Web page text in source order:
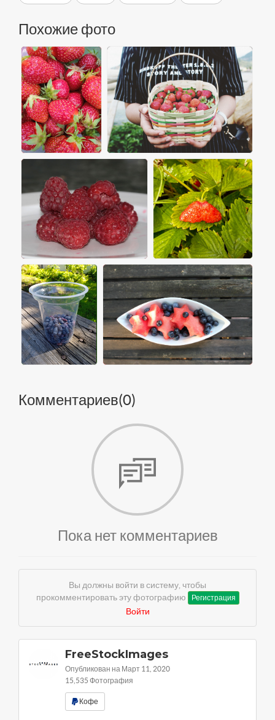
Похожие фото
Комментариев(0)
Пока нет комментариев
Вы должны войти в систему, чтобы
прокомментировать эту фотографию
Регистрация
Войти
FreeStockImages
Опубликован на Март 11, 2020
15,535 Фотография
Кофе